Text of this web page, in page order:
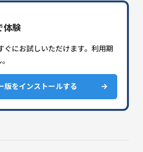
体験
にお試しいただけます。利用期
版をインストールする